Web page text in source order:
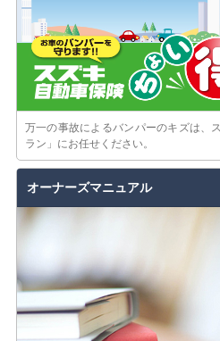
万一の事故によるバンパーのキズは、
ラン」にお任せください。
オーナーズマニュアル